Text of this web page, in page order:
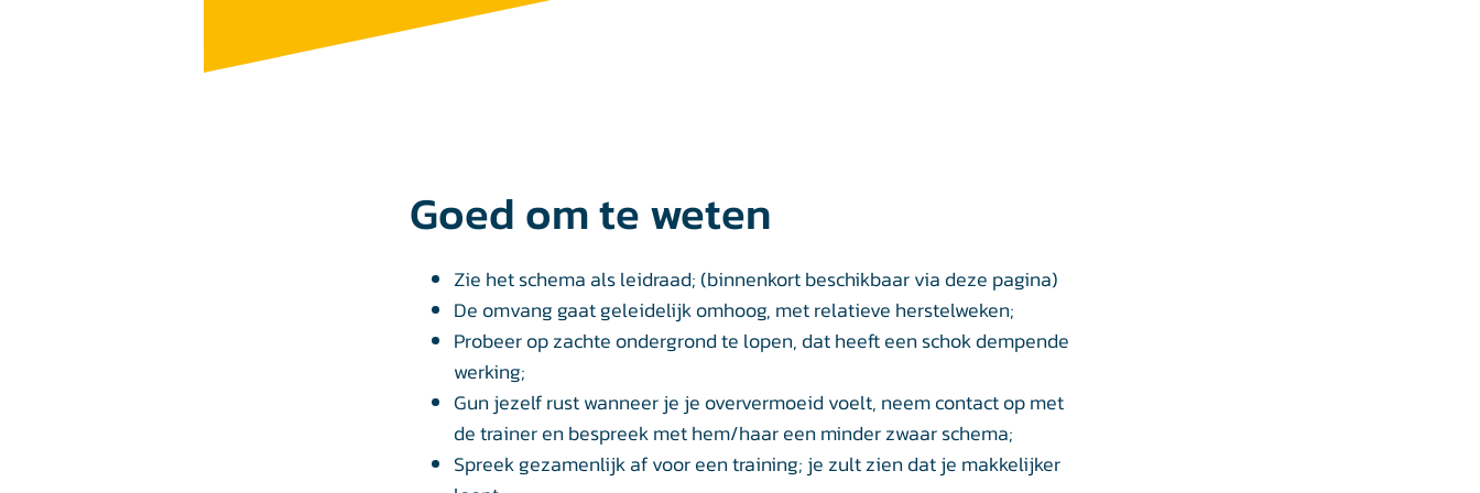
Goed om te weten
Zie het schema als leidraad; (binnenkort beschikbaar via deze pagina)
De omvang gaat geleidelijk omhoog, met relatieve herstelweken;
Probeer op zachte ondergrond te lopen, dat heeft een schok dempende
werking;
Gun jezelf rust wanneer je je oververmoeid voelt, neem contact op met
de trainer en bespreek met hem/haar een minder zwaar schema;
Spreek gezamenlijk af voor een training; je zult zien dat je makkelijker